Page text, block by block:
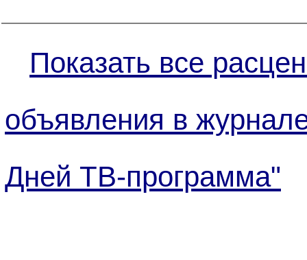
Показать все
объявления в
Дней ТВ-программа"